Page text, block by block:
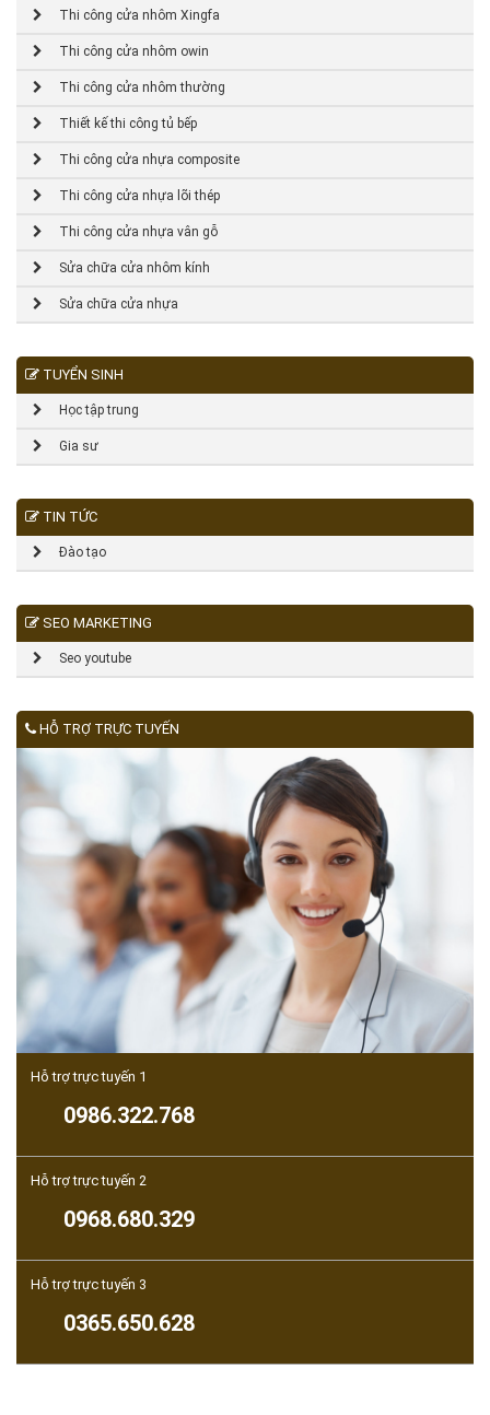
Thi công cửa nhôm Xingfa
Thi công cửa nhôm owin
Thi công cửa nhôm thường
Thiết kế thi công tủ bếp
Thi công cửa nhựa composite
Thi công cửa nhựa lõi thép
Thi công cửa nhựa vân gỗ
Sửa chữa cửa nhôm kính
Sửa chữa cửa nhựa
TUYỂN SINH
Học tập trung
Gia sư
TIN TỨC
Đào tạo
SEO MARKETING
Seo youtube
HỖ TRỢ TRỰC TUYẾN
Hỗ trợ trực tuyến 1
0986.322.768
Hỗ trợ trực tuyến 2
0968.680.329
Hỗ trợ trực tuyến 3
0365.650.628